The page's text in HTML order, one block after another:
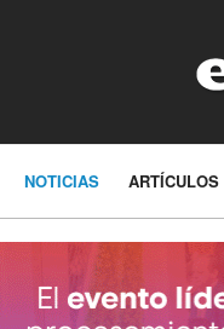
NOTICIAS ARTÍCULOS